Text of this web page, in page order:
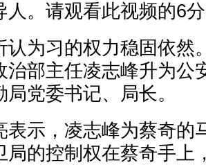
人。请观看此视频的6
认为习的权力稳固依然
治部主任凌志峰升为公
党委书记、局长。
表示，凌志峰为蔡奇的
局的控制权在蔡奇手上